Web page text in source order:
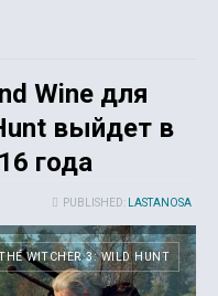
Wine для
выйдет в
года
PUBLISHED: LASTANOSA
WITCHER 3: WILD HUNT